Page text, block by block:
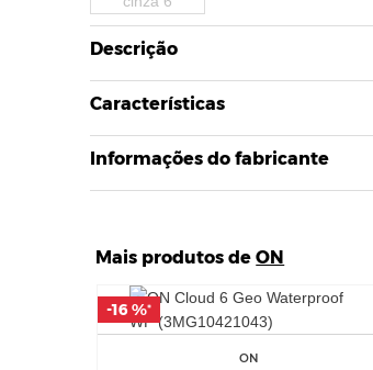
Descrição
Características
Informações do fabricante
Mais produtos deON
ON
-16 %*
-16 %*